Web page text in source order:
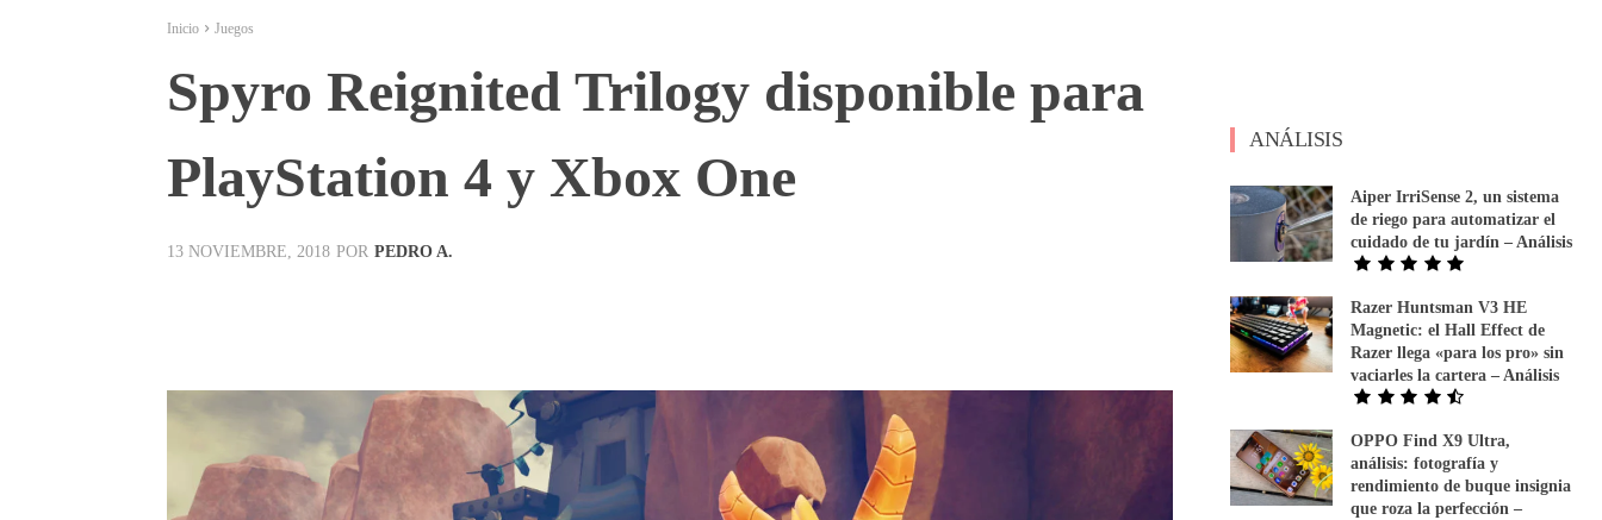
Inicio Juegos
Spyro Reignited Trilogy disponible para
PlayStation 4 y Xbox One
13 NOVIEMBRE, 2018 POR PEDRO A.
ANÁLISIS
Aiper IrriSense 2, un sistema
de riego para automatizar el
cuidado de tu jardín – Análisis
Razer Huntsman V3 HE
Magnetic: el Hall Effect de
Razer llega «para los pro» sin
vaciarles la cartera – Análisis
OPPO Find X9 Ultra,
análisis: fotografía y
rendimiento de buque insignia
que roza la perfección –